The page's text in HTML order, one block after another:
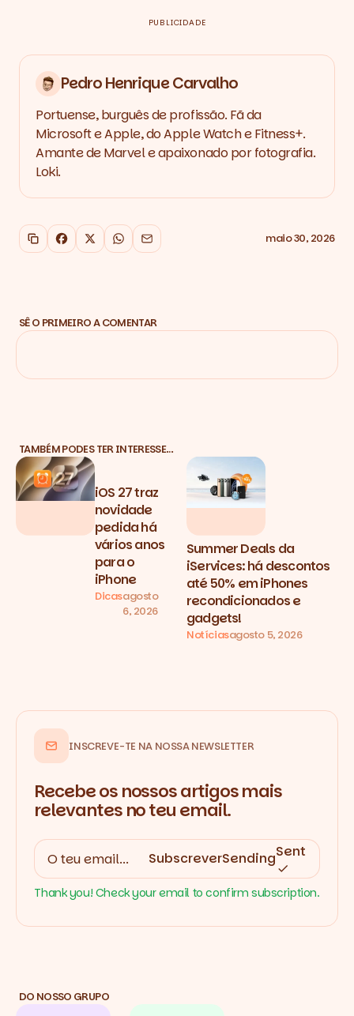
PUBLICIDADE
Pedro Henrique Carvalho
Portuense, burguês de profissão. Fã da
Microsoft e Apple, do Apple Watch e Fitness+.
Amante de Marvel e apaixonado por fotografia.
Loki.
Copiar link
Facebook
X WhatsApp
Email maio 30, 2026
SÊ O PRIMEIRO A COMENTAR
TAMBÉM PODES TER INTERESSE…
iOS 27 traz
novidade
pedida há
vários anos
para o
iPhone
Dicasagosto
6, 2026
Summer Deals da
iServices: há descontos
até 50% em iPhones
recondicionados e
gadgets!
Notíciasagosto 5, 2026
INSCREVE-TE NA NOSSA NEWSLETTER
Recebe os nossos artigos mais
relevantes no teu email.
SubscreverSendingSent
Thank you! Check your email to confirm subscription.
DO NOSSO GRUPO